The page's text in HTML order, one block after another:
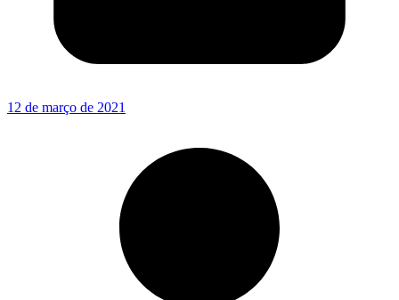
12 de março de 2021